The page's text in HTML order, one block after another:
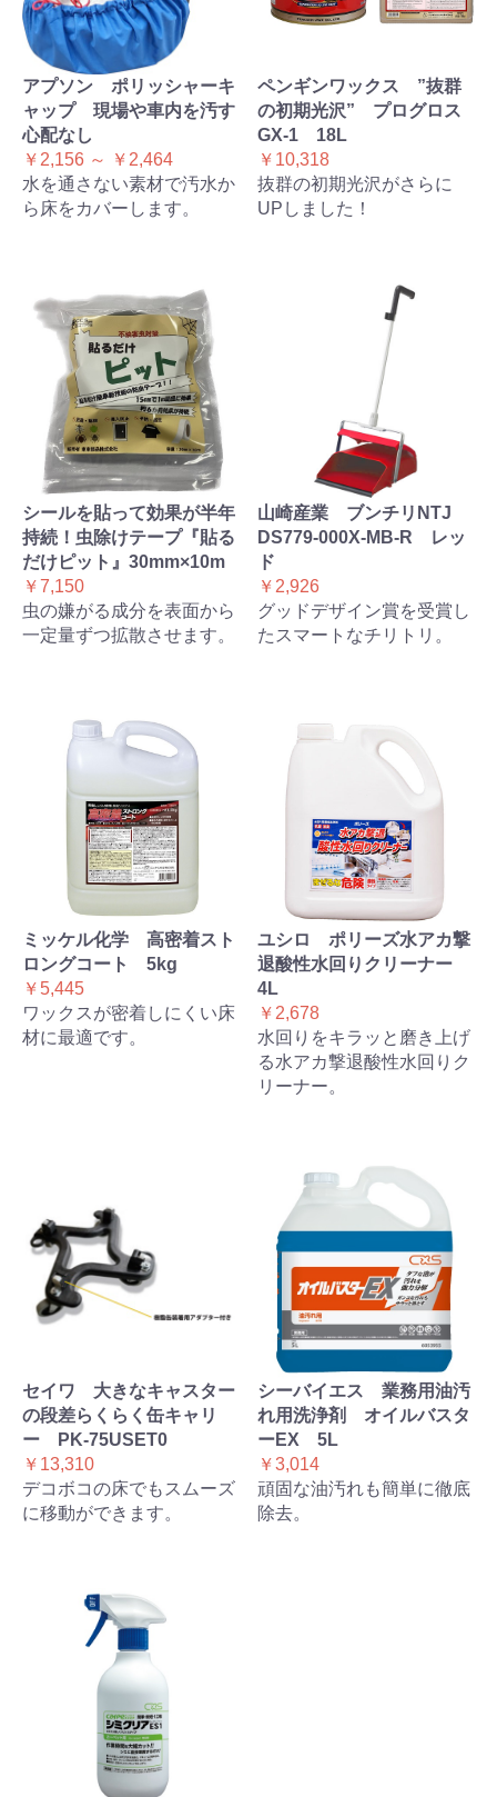
アプソン ポリッシャーキ
ャップ 現場や車内を汚す
心配なし
￥2,156 ～ ￥2,464
水を通さない素材で汚水か
ら床をカバーします。
ペンギンワックス ”抜群
の初期光沢” プログロス
GX-1 18L
￥10,318
抜群の初期光沢がさらに
UPしました！
シールを貼って効果が半年
持続！虫除けテープ『貼る
だけピット』30mm×10m
￥7,150
虫の嫌がる成分を表面から
一定量ずつ拡散させます。
山崎産業 ブンチリNTJ
DS779-000X-MB-R レッ
ド
￥2,926
グッドデザイン賞を受賞し
たスマートなチリトリ。
ミッケル化学 高密着スト
ロングコート 5kg
￥5,445
ワックスが密着しにくい床
材に最適です。
ユシロ ポリーズ水アカ撃
退酸性水回りクリーナー
4L
￥2,678
水回りをキラッと磨き上げ
る水アカ撃退酸性水回りク
リーナー。
セイワ 大きなキャスター
の段差らくらく缶キャリ
ー PK-75USET0
￥13,310
デコボコの床でもスムーズ
に移動ができます。
シーバイエス 業務用油汚
れ用洗浄剤 オイルバスタ
ーEX 5L
￥3,014
頑固な油汚れも簡単に徹底
除去。